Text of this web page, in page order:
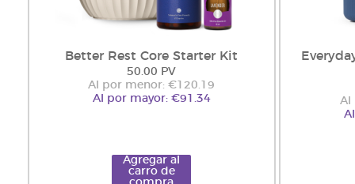
Better Rest Core Starter Kit
50.00 PV
Al por menor: €120.19
Al por mayor: €91.34
Agregar al
carro de
Al